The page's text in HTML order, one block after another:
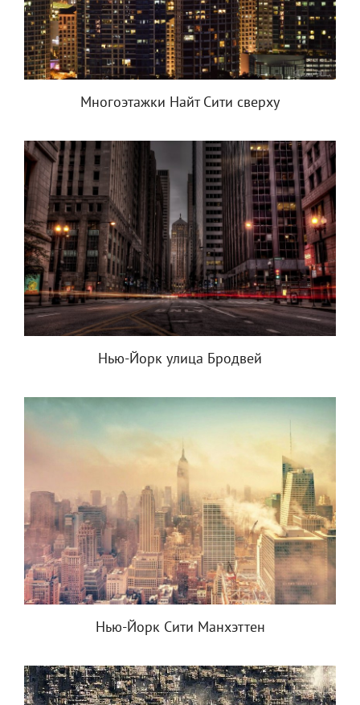
Многоэтажки Найт Сити сверху
Нью-Йорк улица Бродвей
Нью-Йорк Сити Манхэттен